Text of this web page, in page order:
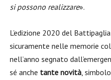
si possono realizzare».
L’edizione 2020 del
sicuramente nelle memorie
nell’anno segnato
sé anche tante novità,